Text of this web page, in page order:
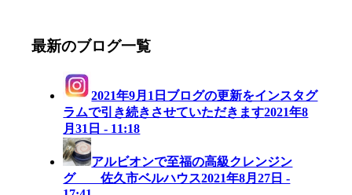
最新のブログ一覧
2021年9月1日ブログの更新をインスタグ
ラムで引き続きさせていただきます2021年8
月31日 - 11:18
アルビオンで至福の高級クレンジン
グ 佐久市ベルハウス2021年8月27日 -